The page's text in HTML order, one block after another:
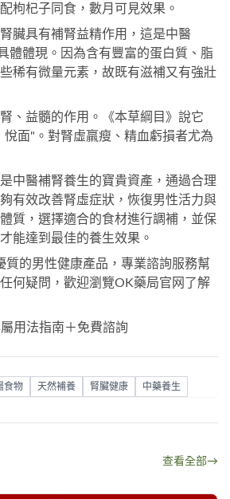
枸杞子同食，數月可見效果。
臟具有補腎益精作用，這是中醫
體體現。因為含有豐富的蛋白質、脂
稀有微量元素，故既有滋補又有強壯
、益髓的作用。《本草綱目》說它
悅面"。對腎虛羸瘦、精血虧損者尤為
中醫補腎養生的寶貴資產，通過合理
有效改善腎虛症狀，恢復男性活力與
質，選擇適合的食材進行調補，並保
能達到最佳的養生效果。
質的男性健康產品，專業諮詢服務幫
何疑問，歡迎瀏覽OK藥局官网 了解
用法指南＋免費諮詢
食物 天然補養 腎臟健康 中藥養生
查看全部→